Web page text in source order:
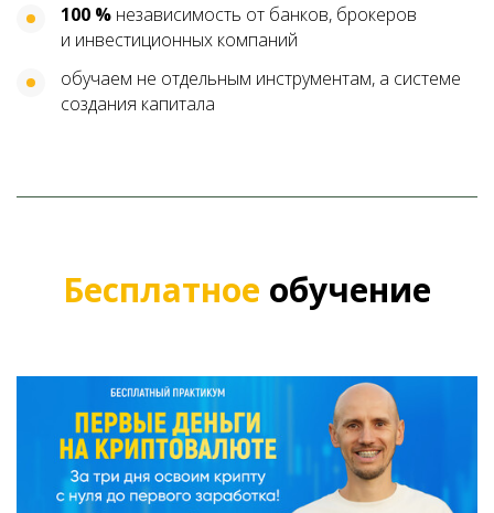
100 % независимость от банков, брокеров
и инвестиционных компаний
обучаем не отдельным инструментам, а системе
создания капитала
Бесплатное обучение